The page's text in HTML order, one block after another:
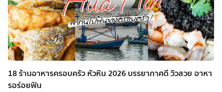
18 ร้านอาหารครอบครัว หัวหิน 2026 บรรยากาศดี วิวสวย อาหา
รอร่อยฟิน